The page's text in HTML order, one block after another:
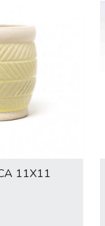
11X11